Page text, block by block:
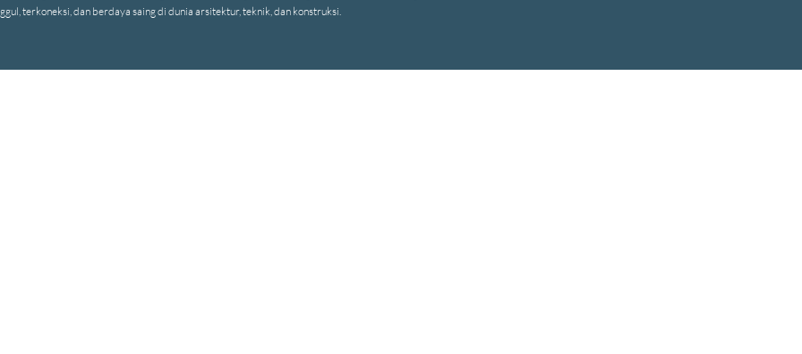
terkoneksi, dan berdaya saing di dunia arsitektur, teknik, dan konstruksi.